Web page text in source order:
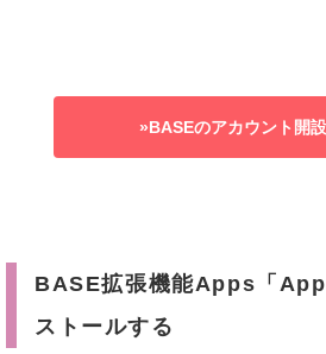
»BASEのアカウント開
BASE拡張機能Apps「
ストールする